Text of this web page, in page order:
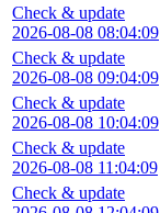
Check & update
2026-08-08 08:04:09
Check & update
2026-08-08 09:04:09
Check & update
2026-08-08 10:04:09
Check & update
2026-08-08 11:04:09
Check & update